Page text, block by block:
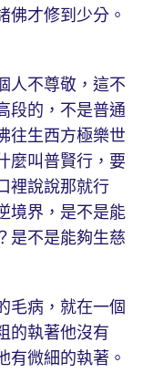
佛才修到少分。
不尊敬，這不
段的，不是普通
往生西方極樂世
麼叫普賢行，要
裡說說那就行
境界，是不是能
是不是能夠生慈
病，就在一個
的執著他沒有
有微細的執著。